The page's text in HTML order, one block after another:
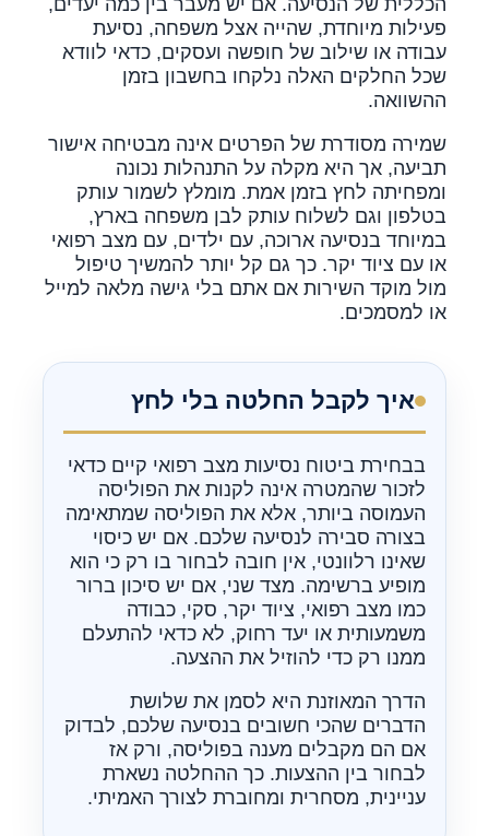
פעילות מיוחדת, שהייה אצל משפחה, נסיעת
עבודה או שילוב של חופשה ועסקים, כדאי לוודא
שכל החלקים האלה נלקחו בחשבון בזמן
ההשוואה.
שמירה מסודרת של הפרטים אינה מבטיחה אישור
תביעה, אך היא מקלה על התנהלות נכונה
ומפחיתה לחץ בזמן אמת. מומלץ לשמור עותק
בטלפון וגם לשלוח עותק לבן משפחה בארץ,
במיוחד בנסיעה ארוכה, עם ילדים, עם מצב רפואי
או עם ציוד יקר. כך גם קל יותר להמשיך טיפול
מול מוקד השירות אם אתם בלי גישה מלאה למייל
או למסמכים.
איך לקבל החלטה בלי לחץ
בבחירת ביטוח נסיעות מצב רפואי קיים כדאי
לזכור שהמטרה אינה לקנות את הפוליסה
העמוסה ביותר, אלא את הפוליסה שמתאימה
בצורה סבירה לנסיעה שלכם. אם יש כיסוי
שאינו רלוונטי, אין חובה לבחור בו רק כי הוא
מופיע ברשימה. מצד שני, אם יש סיכון ברור
כמו מצב רפואי, ציוד יקר, סקי, כבודה
משמעותית או יעד רחוק, לא כדאי להתעלם
ממנו רק כדי להוזיל את ההצעה.
הדרך המאוזנת היא לסמן את שלושת
הדברים שהכי חשובים בנסיעה שלכם, לבדוק
אם הם מקבלים מענה בפוליסה, ורק אז
לבחור בין ההצעות. כך ההחלטה נשארת
עניינית, מסחרית ומחוברת לצורך האמיתי.